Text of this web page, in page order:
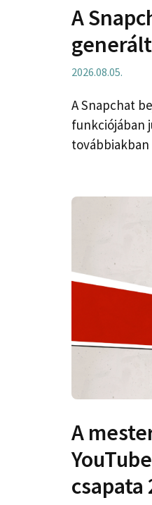
A
2026.08.05.
A Snapchat
funkciójában
A